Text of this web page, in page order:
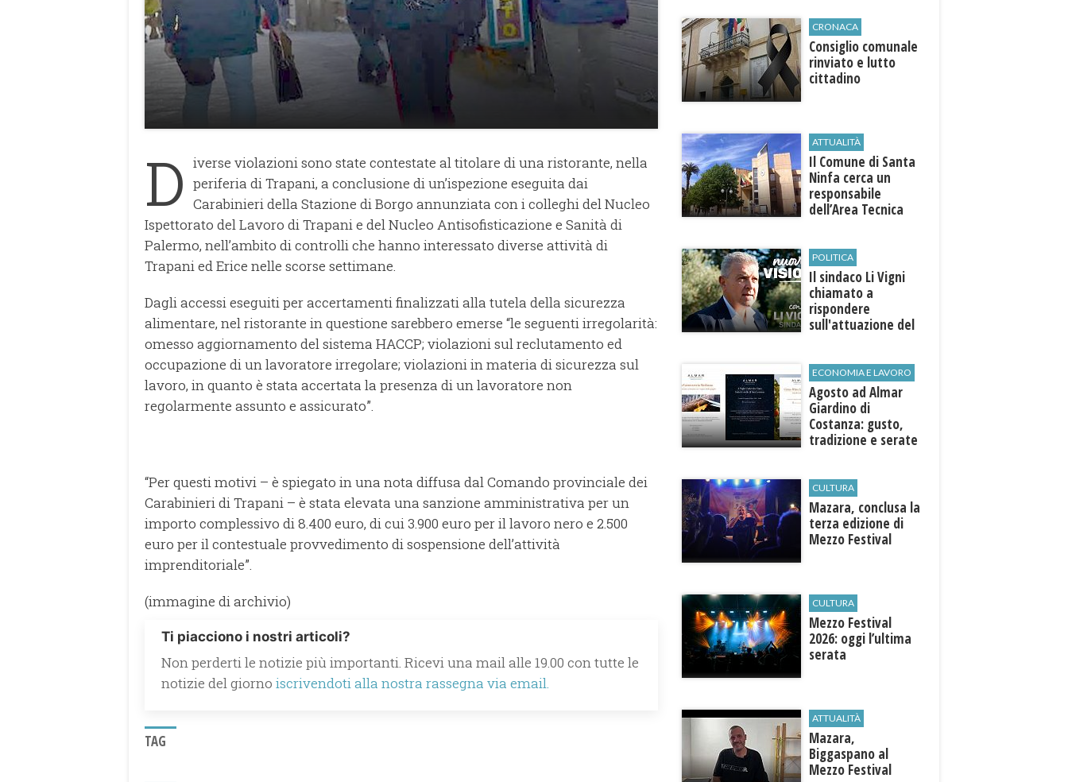
D iverse violazioni sono state contestate al titolare di una ristorante, nella
periferia di Trapani, a conclusione di un’ispezione eseguita dai
Carabinieri della Stazione di Borgo annunziata con i colleghi del Nucleo
Ispettorato del Lavoro di Trapani e del Nucleo Antisofisticazione e Sanità di
Palermo, nell’ambito di controlli che hanno interessato diverse attività di
Trapani ed Erice nelle scorse settimane.
Dagli accessi eseguiti per accertamenti finalizzati alla tutela della sicurezza
alimentare, nel ristorante in questione sarebbero emerse “le seguenti irregolarità:
omesso aggiornamento del sistema HACCP; violazioni sul reclutamento ed
occupazione di un lavoratore irregolare; violazioni in materia di sicurezza sul
lavoro, in quanto è stata accertata la presenza di un lavoratore non
regolarmente assunto e assicurato”.
“Per questi motivi – è spiegato in una nota diffusa dal Comando provinciale dei
Carabinieri di Trapani – è stata elevata una sanzione amministrativa per un
importo complessivo di 8.400 euro, di cui 3.900 euro per il lavoro nero e 2.500
euro per il contestuale provvedimento di sospensione dell’attività
imprenditoriale”.
(immagine di archivio)
Ti piacciono i nostri articoli?
Non perderti le notizie più importanti. Ricevi una mail alle 19.00 con tutte le
notizie del giorno iscrivendoti alla nostra rassegna via email.
TAG
CRONACA
Consiglio comunale
rinviato e lutto
cittadino
ATTUALITÀ
Il Comune di ​Santa
Ninfa cerca un
responsabile
dell’Area Tecnica
POLITICA
Il sindaco Li Vigni
chiamato a
rispondere
sull'attuazione del
ECONOMIA E LAVORO
Agosto ad Almar
Giardino di
Costanza: gusto,
tradizione e serate
esterni
CULTURA
​Mazara, conclusa la
terza edizione di
Mezzo Festival
CULTURA
Mezzo Festival
2026: oggi l’ultima
serata
ATTUALITÀ
Mazara,
Biggaspano al
Mezzo Festival